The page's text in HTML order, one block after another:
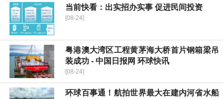
当前快看：出实招办实事 促进民间投资
[08-24]
粤港澳大湾区工程黄茅海大桥首片钢箱梁吊
装成功 - 中国日报网 环球快讯
[08-24]
环球百事通！航拍世界最大在建内河省水船